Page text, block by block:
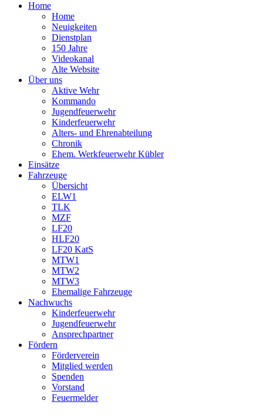
Home
Home
Neuigkeiten
Dienstplan
150 Jahre
Videokanal
Alte Website
Über uns
Aktive Wehr
Kommando
Jugendfeuerwehr
Kinderfeuerwehr
Alters- und Ehrenabteilung
Chronik
Ehem. Werkfeuerwehr Kübler
Einsätze
Fahrzeuge
Übersicht
ELW1
TLK
MZF
LF20
HLF20
LF20 KatS
MTW1
MTW2
MTW3
Ehemalige Fahrzeuge
Nachwuchs
Kinderfeuerwehr
Jugendfeuerwehr
Ansprechpartner
Fördern
Förderverein
Mitglied werden
Spenden
Vorstand
Feuermelder